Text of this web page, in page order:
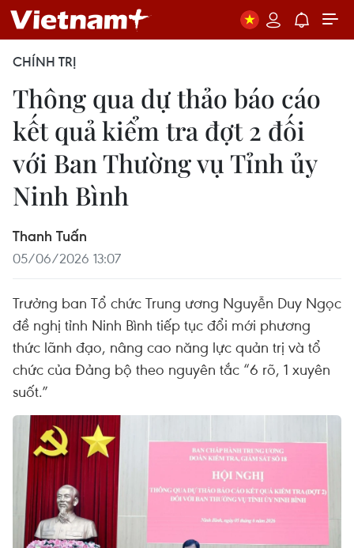
CHÍNH TRỊ
Thông qua dự thảo báo cáo
kết quả kiểm tra đợt 2 đối
với Ban Thường vụ Tỉnh ủy
Ninh Bình
Thanh Tuấn
05/06/2026 13:07
Trưởng ban Tổ chức Trung ương Nguyễn Duy Ngọc
đề nghị tỉnh Ninh Bình tiếp tục đổi mới phương
thức lãnh đạo, nâng cao năng lực quản trị và tổ
chức của Đảng bộ theo nguyên tắc “6 rõ, 1 xuyên
suốt.”